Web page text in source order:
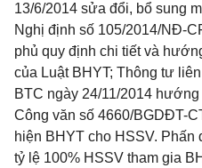
13/6/2014 sửa đổi, bổ sung
Nghị định số 105/2014/NĐ-
phủ quy định chi tiết và
của Luật BHYT; Thông tư
BTC ngày 24/11/2014
Công văn số 4660/BGDĐT-
hiện BHYT cho HSSV. Phấn
tỷ lệ 100% HSSV tham gia